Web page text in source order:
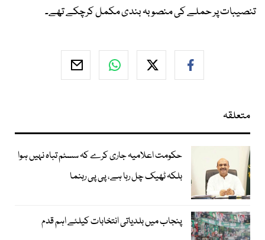
تنصیبات پر حملے کی منصوبہ بندی مکمل کرچکے تھے۔
متعلقہ
حکومت اعلامیہ جاری کرے کہ سسٹم تباہ نہیں ہوا
بلکہ ٹھیک چل رہا ہے، پی پی رہنما
پنجاب میں بلدیاتی انتخابات کیلئے اہم قدم